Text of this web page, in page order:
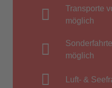
Transporte
möglich
möglich
Luft- &